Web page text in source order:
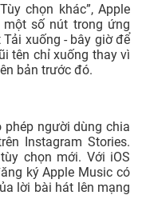
chọn khác”, Apple
số nút trong ứng
xuống - bây giờ để
tên chỉ xuống thay vì
bản trước đó.
phép người dùng chia
Instagram Stories.
chọn mới. Với iOS
ký Apple Music có
lời bài hát lên mạng